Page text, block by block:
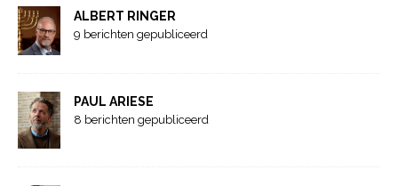
ALBERT RINGER
9 berichten gepubliceerd
PAUL ARIESE
8 berichten gepubliceerd